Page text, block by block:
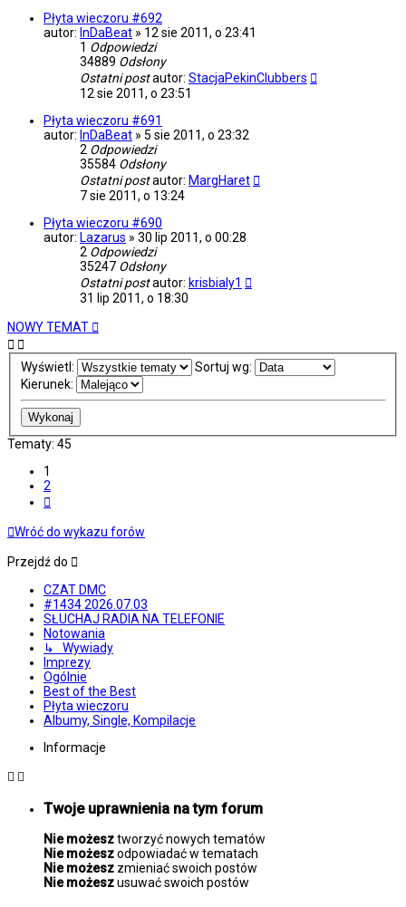
Płyta wieczoru #692
autor: InDaBeat » 12 sie 2011, o 23:41
1 Odpowiedzi
34889 Odsłony
Ostatni postautor: StacjaPekinClubbers
12 sie 2011, o 23:51
Płyta wieczoru #691
autor: InDaBeat » 5 sie 2011, o 23:32
2 Odpowiedzi
35584 Odsłony
Ostatni postautor: MargHaret
7 sie 2011, o 13:24
Płyta wieczoru #690
autor: Lazarus » 30 lip 2011, o 00:28
2 Odpowiedzi
35247 Odsłony
Ostatni postautor: krisbialy1
31 lip 2011, o 18:30
NOWY TEMAT
Wyświetl:
Sortuj wg:
Kierunek:
Tematy: 45
1
2
Wróć do wykazu forów
Przejdź do
CZAT DMC
#1434 2026.07.03
SŁUCHAJ RADIA NA TELEFONIE
Notowania
↳ Wywiady
Imprezy
Ogólnie
Best of the Best
Płyta wieczoru
Albumy, Single, Kompilacje
Informacje
Twoje uprawnienia na tym forum
Nie możesztworzyć nowych tematów
Nie możeszodpowiadać w tematach
Nie możesz zmieniać swoich postów
Nie możeszusuwać swoich postów